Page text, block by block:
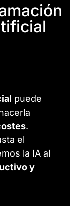
puede
.
el
la IA al
y